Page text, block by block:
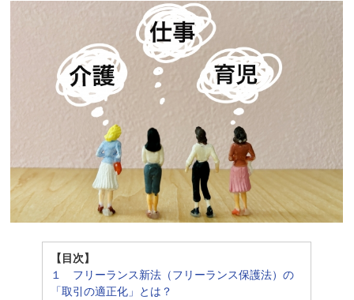
【目次】
１ フリーランス新法（フリーランス保護法）の
「取引の適正化」とは？